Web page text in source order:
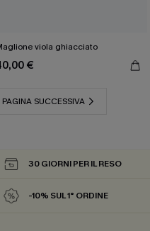
viola ghiacciato
€
PAGINA SUCCESSIVA
30 GIORNI PER IL RESO
-10% SUL 1° ORDINE